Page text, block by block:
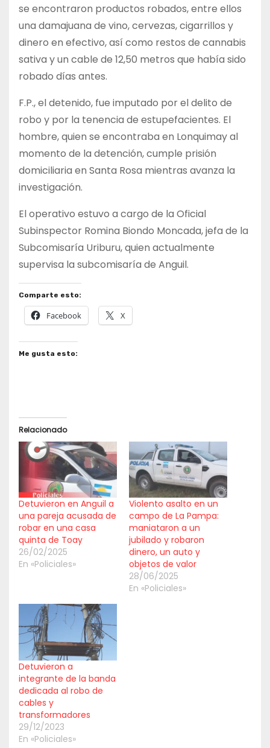
se encontraron productos robados, entre ellos
una damajuana de vino, cervezas, cigarrillos y
dinero en efectivo, así como restos de cannabis
sativa y un cable de 12,50 metros que había sido
robado días antes.
F.P., el detenido, fue imputado por el delito de
robo y por la tenencia de estupefacientes. El
hombre, quien se encontraba en Lonquimay al
momento de la detención, cumple prisión
domiciliaria en Santa Rosa mientras avanza la
investigación.
El operativo estuvo a cargo de la Oficial
Subinspector Romina Biondo Moncada, jefa de la
Subcomisaría Uriburu, quien actualmente
supervisa la subcomisaría de Anguil.
Comparte esto:
Facebook X
Me gusta esto:
Relacionado
Detuvieron en Anguil a
una pareja acusada de
robar en una casa
quinta de Toay
26/02/2025
En «Policiales»
Violento asalto en un
campo de La Pampa:
maniataron a un
jubilado y robaron
dinero, un auto y
objetos de valor
28/06/2025
En «Policiales»
Detuvieron a
integrante de la banda
dedicada al robo de
cables y
transformadores
29/12/2023
En «Policiales»